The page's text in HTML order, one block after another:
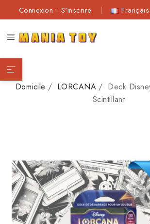
Français
Connexion - S'inscrire
Domicile LORCANA
Deck
Scintillant